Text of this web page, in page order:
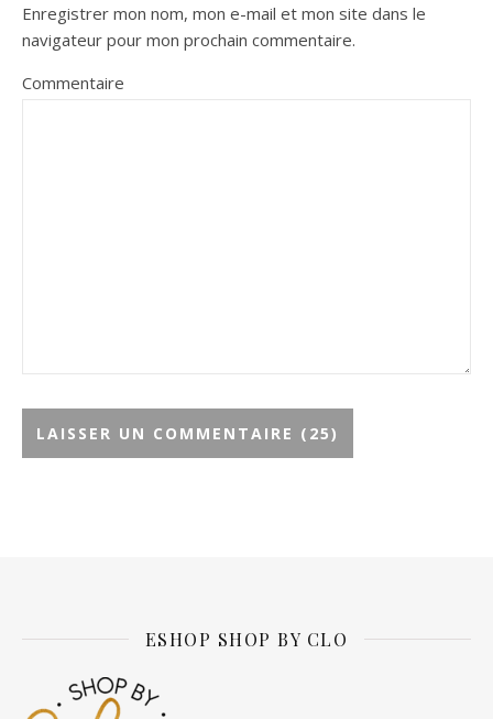
Enregistrer mon nom, mon e-mail et mon site dans le
navigateur pour mon prochain commentaire.
Commentaire
ESHOP SHOP BY CLO